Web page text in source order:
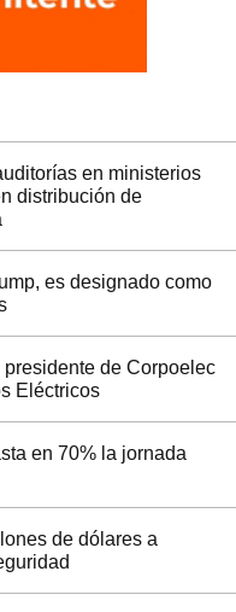
en ministerios
distribución de
es designado como
de Corpoelec
Eléctricos
en 70% la jornada
de dólares a